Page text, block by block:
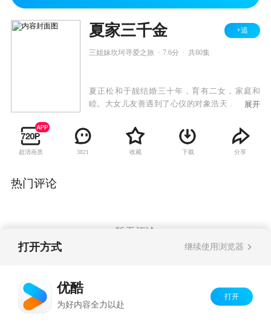
夏家三千金 +追
三姐妹坎坷寻爱之旅 7.6分 共80集
夏正松和于靓结婚三十年，育有二女，家庭和
睦。大女儿友善遇到了心仪的对象浩天，但对方
入他人情感关系，而友善却希望有追求真爱的自
由，父女之间产生冲突。与此同时，小女儿天美
的爱情也遭遇到困境。身为父亲的正松一边抚慰
展开
超清画质 3821 收藏 下载 分享
热门评论
暂无评论
打开方式 继续使用浏览器
优酷
为好内容全力以赴
打开